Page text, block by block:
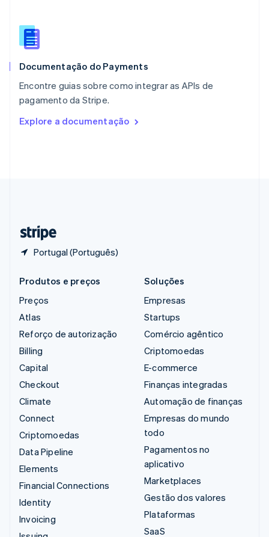
Documentação do Payments
Encontre guias sobre como integrar as APIs de
pagamento da Stripe.
Explore a documentação
Portugal (Português)
Português
RAE de Hong Kong, China
Reino Unido
República Tcheca
English
English
Produtos e preços
Preços
Atlas
Reforço de autorização
Billing
Capital
Checkout
Climate
Connect
Criptomoedas
Data Pipeline
Elements
Financial Connections
Identity
Invoicing
Soluções
Empresas
Startups
Comércio agêntico
Criptomoedas
E-commerce
Finanças integradas
Automação de finanças
Empresas do mundo
todo
Pagamentos no
aplicativo
Marketplaces
Gestão dos valores
Plataformas
SaaS